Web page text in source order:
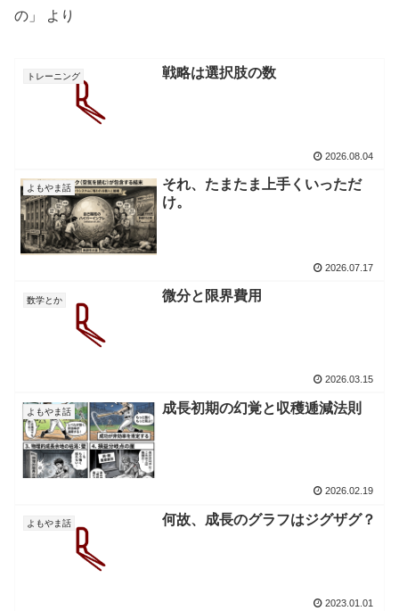
の」
より
トレーニング 戦略は選択肢の数
2026.08.04
よもやま話
それ、たまたま上手くいっただ
け。
2026.07.17
数学とか 微分と限界費用
2026.03.15
よもやま話 成長初期の幻覚と収穫逓減法則
2026.02.19
よもやま話 何故、成長のグラフはジグザグ？
2023.01.01